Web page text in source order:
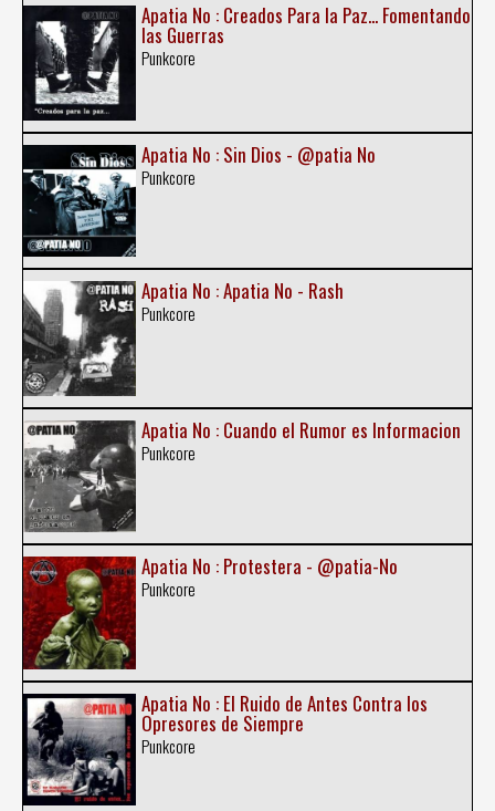
Apatia No : Creados Para la Paz... Fomentando
las Guerras
Punkcore
Apatia No : Sin Dios - @patia No
Punkcore
Apatia No : Apatia No - Rash
Punkcore
Apatia No : Cuando el Rumor es Informacion
Punkcore
Apatia No : Protestera - @patia-No
Punkcore
Apatia No : El Ruido de Antes Contra los
Opresores de Siempre
Punkcore